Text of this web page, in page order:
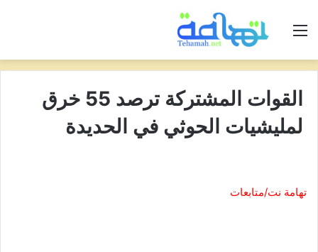
القائمة
القوات المشتركة ترصد 55 خرق
لمليشيات الحوثي في الحديدة
تهامة نت/متابعات